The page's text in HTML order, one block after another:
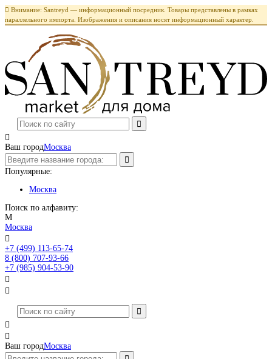
 Внимание: Santreyd — информационный посредник. Товары представлены в рамках
параллельного импорта. Изображения и описания носят информационный характер.

Ваш городМосква
Популярные:
Москва
Поиск по алфавиту:
М
Москва

+7 (499) 113-65-74
8 (800) 707-93-66
+7 (985) 904-53-90




Ваш городМосква